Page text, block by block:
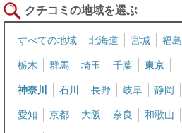
クチコミの地域を選ぶ
すべての地域 北海道 宮城 福島
栃木 群馬 埼玉 千葉 東京
神奈川 石川 長野 岐阜 静岡
愛知 京都 大阪 奈良 和歌山